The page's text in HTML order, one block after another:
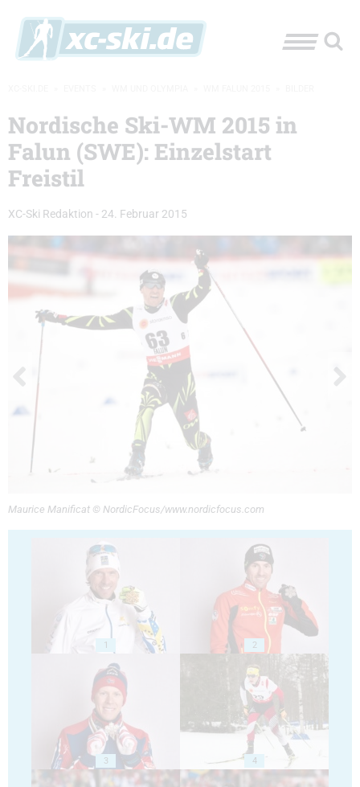
Nordische Ski-WM 2015 in
Falun (SWE): Einzelstart
Freistil
XC-Ski Redaktion - 24. Februar 2015
Maurice Manificat © NordicFocus/www.nordicfocus.com
1 2
3 4